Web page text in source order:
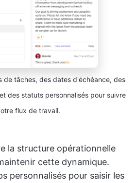
de tâches, des dates d'échéance, des
des statuts personnalisés pour suivre
flux de travail.
la structure opérationnelle
cette dynamique.
personnalisés pour saisir les